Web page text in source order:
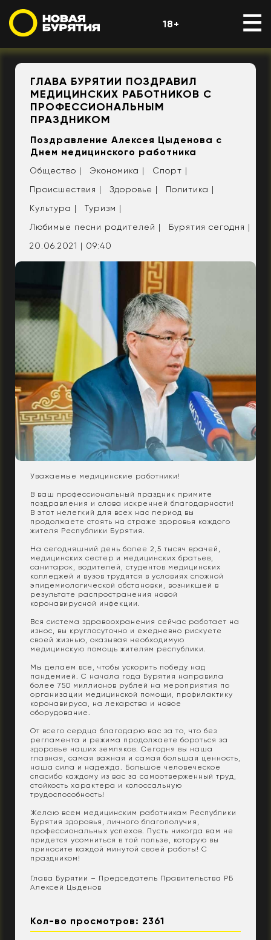
18+
ГЛАВА БУРЯТИИ ПОЗДРАВИЛ
МЕДИЦИНСКИХ РАБОТНИКОВ С
ПРОФЕССИОНАЛЬНЫМ
ПРАЗДНИКОМ
Поздравление Алексея Цыденова с
Днем медицинского работника
Общество | Экономика |
Спорт |
Происшествия |
Здоровье |
Политика |
Культура |
Туризм |
Любимые песни родителей |
Бурятия сегодня |
20.06.2021 | 09:40
Уважаемые медицинские работники!
В ваш профессиональный праздник примите
поздравления и слова искренней благодарности!
В этот нелегкий для всех нас период вы
продолжаете стоять на страже здоровья каждого
жителя Республики Бурятия.
На сегодняшний день более 2,5 тысяч врачей,
медицинских сестер и медицинских братьев,
санитарок, водителей, студентов медицинских
колледжей и вузов трудятся в условиях сложной
эпидемиологической обстановки, возникшей в
результате распространения новой
коронавирусной инфекции.
Вся система здравоохранения сейчас работает на
износ, вы круглосуточно и ежедневно рискуете
своей жизнью, оказывая необходимую
медицинскую помощь жителям республики.
Мы делаем все, чтобы ускорить победу над
пандемией. С начала года Бурятия направила
более 750 миллионов рублей на мероприятия по
организации медицинской помощи, профилактику
коронавируса, на лекарства и новое
оборудование.
От всего сердца благодарю вас за то, что без
регламента и режима продолжаете бороться за
здоровье наших земляков. Сегодня вы наша
главная, самая важная и самая большая ценность,
наша сила и надежда. Большое человеческое
спасибо каждому из вас за самоотверженный труд,
стойкость характера и колоссальную
трудоспособность!
Желаю всем медицинским работникам Республики
Бурятия здоровья, личного благополучия,
профессиональных успехов. Пусть никогда вам не
придется усомниться в той пользе, которую вы
приносите каждой минутой своей работы! С
праздником!
Глава Бурятии – Председатель Правительства РБ
Алексей Цыденов
Кол-во просмотров: 2361